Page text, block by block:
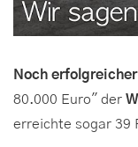
Noch erfolgreicher
80.000 Euro" der
erreichte sogar 39